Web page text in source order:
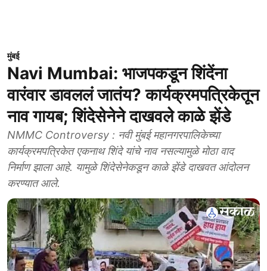
मुंबई
Navi Mumbai: भाजपकडून शिंदेंना
वारंवार डावललं जातंय? कार्यक्रमपत्रिकेतून
नाव गायब; शिंदेसेनेने दाखवले काळे झेंडे
NMMC Controversy : नवी मुंबई महानगरपालिकेच्या
कार्यक्रमपत्रिकेत एकनाथ शिंदे यांचे नाव नसल्यामुळे मोठा वाद
निर्माण झाला आहे. यामुळे शिंदेसेनेकडून काळे झेंडे दाखवत आंदोलन
करण्यात आले.